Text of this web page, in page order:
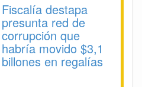
Fiscalía destapa
presunta red de
corrupción que
habría movido $3,1
billones en regalías